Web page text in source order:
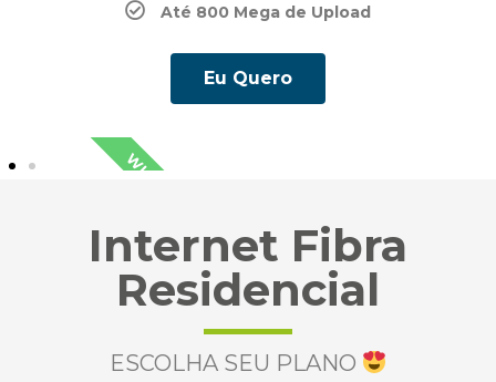
Até 800 Mega de Upload
Eu Quero
WI-FI 6
Internet Fibra
Residencial
ESCOLHA SEU PLANO